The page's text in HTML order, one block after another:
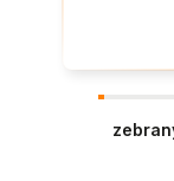
wasza
próbki/
zależności